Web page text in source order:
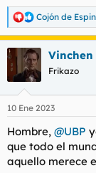
R
e
c
c
i
e
:
Cojón de
Vinchen
Frikazo
10 Ene 2023
Hombre, @UBP
que todo el
aquello merece